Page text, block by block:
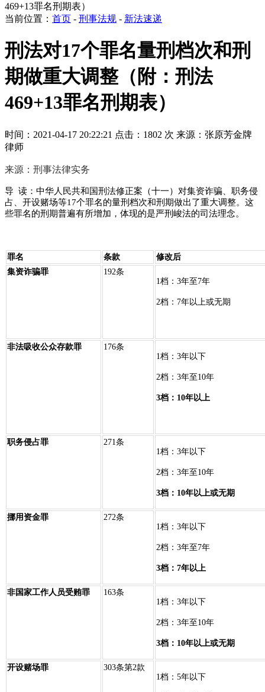
当前位置： 首页 - 刑事法规 - 新法速递
刑法对17个罪名量刑档次和刑
期做重大调整（附：刑法
469+13罪名刑期表）
时间：2021-04-17 20:22:21 点击：1802 次 来源：张原芳金牌
律师
来源：刑事法律实务
导 读：中华人民共和国刑法修正案（十一）对集资诈骗、职务侵
占、开设赌场等17个罪名的量刑档次和刑期做出了重大调整。这
些罪名的刑期普遍有所增加，体现的是严刑峻法的司法理念。
罪名 条款
修改后
集资诈骗罪
192条
1档：3年至7年
2档：7年以上或无期
非法吸收公众存款罪
176条
1档：3年以下
2档：3年至10年
3档：10年以上
职务侵占罪
271条
1档：3年以下
2档：3年至10年
3档：10年以上或无期
挪用资金罪
272条
1档：3年以下
2档：3年至7年
3档：7年以上
非国家工作人员受贿罪
163条
1档：3年以下
2档：3年至10年
3档：10年以上或无期
开设赌场罪
303条第2款
1档：5年以下